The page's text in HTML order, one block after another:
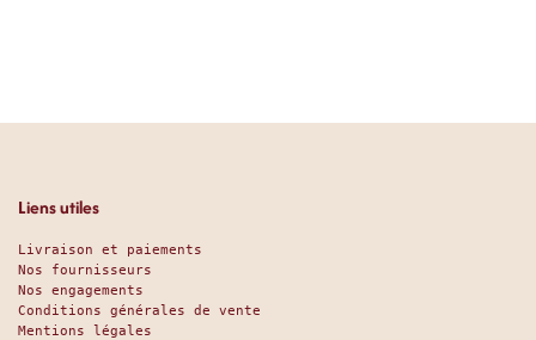
Liens utiles
Livraison et paiements
Nos fournisseurs
Nos engagements
Conditions générales de vente
Mentions légales